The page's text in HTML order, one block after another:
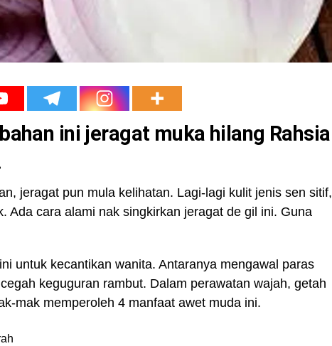
ini jeragat muka hilang Rahsia
jeragat pun mula kelihatan. Lagi-lagi kulit jenis sen sitif,
Ada cara alami nak singkirkan jeragat de gil ini. Guna
untuk kecantikan wanita. Antaranya mengawal paras
keguguran rambut. Dalam perawatan wajah, getah
mak memperoleh 4 manfaat awet muda ini.